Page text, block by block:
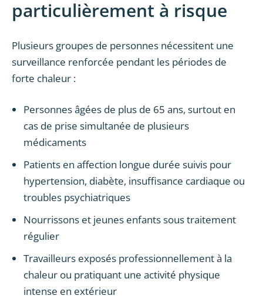
particulièrement à risque
Plusieurs groupes de personnes nécessitent une
surveillance renforcée pendant les périodes de
forte chaleur :
Personnes âgées de plus de 65 ans, surtout en
cas de prise simultanée de plusieurs
médicaments
Patients en affection longue durée suivis pour
hypertension, diabète, insuffisance cardiaque ou
troubles psychiatriques
Nourrissons et jeunes enfants sous traitement
régulier
Travailleurs exposés professionnellement à la
chaleur ou pratiquant une activité physique
intense en extérieur